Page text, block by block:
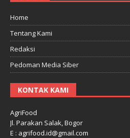
Home
Tentang Kami
Redaksi
Pedoman Media Siber
KONTAK KAMI
AgriFood
Jl. Parakan Salak, Bogor
E : agrifood.id@gmail.com